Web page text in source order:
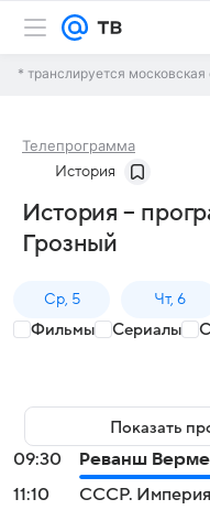
* транслируется
Телепрограмма
История
История –
Грозный
Ср, 5 Чт, 6
Фильмы Сериалы
Показать
09:30
Реванш
11:10
СССР. Империя